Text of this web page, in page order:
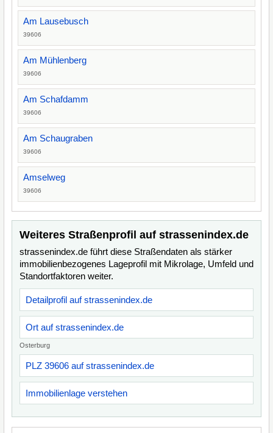
Am Lausebusch
39606
Am Mühlenberg
39606
Am Schafdamm
39606
Am Schaugraben
39606
Amselweg
39606
Weiteres Straßenprofil auf strassenindex.de
strassenindex.de führt diese Straßendaten als stärker
immobilienbezogenes Lageprofil mit Mikrolage, Umfeld und
Standortfaktoren weiter.
Detailprofil auf strassenindex.de
Ort auf strassenindex.de
Osterburg
PLZ 39606 auf strassenindex.de
Immobilienlage verstehen